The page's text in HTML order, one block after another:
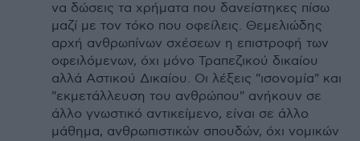
να δώσεις τα χρήματα που δανείστηκες πίσω
μαζί με τον τόκο που οφείλεις. Θεμελιώδης
αρχή ανθρωπίνων σχέσεων η επιστροφή των
οφειλόμενων, όχι μόνο Τραπεζικού δικαίου
αλλά Αστικού Δικαίου. Οι λέξεις "ισονομία" και
"εκμετάλλευση του ανθρώπου" ανήκουν σε
άλλο γνωστικό αντικείμενο, είναι σε άλλο
μάθημα, ανθρωπιστικών σπουδών, όχι νομικών